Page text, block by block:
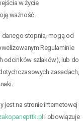
w życie
ważność.
danego stopnia, mogą od
Regulaminie
odcinków szlaków), lub do
zasadach,
jest na stronie internetowej
i obowiązuje